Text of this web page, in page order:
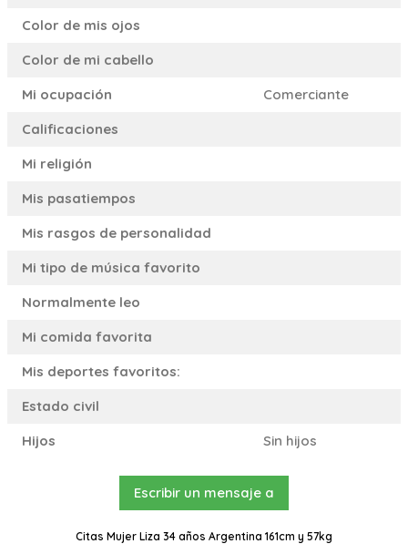
Color de mis ojos
Color de mi cabello
Mi ocupación
Comerciante
Calificaciones
Mi religión
Mis pasatiempos
Mis rasgos de personalidad
Mi tipo de música favorito
Normalmente leo
Mi comida favorita
Mis deportes favoritos:
Estado civil
Hijos
Sin hijos
Escribir un mensaje a
Citas Mujer Liza 34 años Argentina 161cm y 57kg